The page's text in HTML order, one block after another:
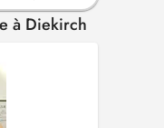
à Diekirch